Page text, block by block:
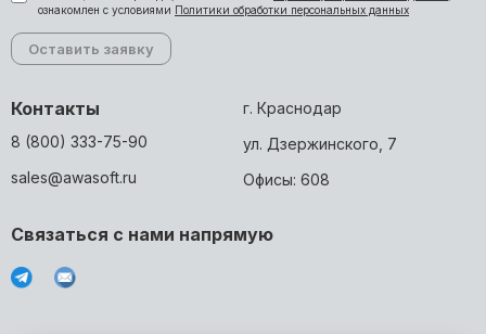
ознакомлен с условиями Политики обработки персональных данных
Контакты
8 (800) 333-75-90
sales@awasoft.ru
г. Краснодар
ул. Дзержинского, 7
Офисы: 608
Связаться с нами напрямую